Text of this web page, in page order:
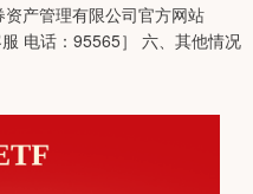
产管理有限公司官方网站
电话：95565］ 六、其他情况